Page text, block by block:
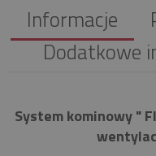
Informacje
Dodatkowe
System kominowy "